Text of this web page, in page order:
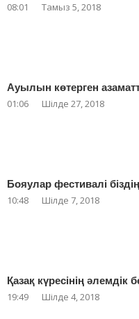
08:01 Тамыз 5, 2018
Ауылын көтерген
01:06 Шілде 27, 2018
Бояулар фестивалі
10:48 Шілде 7, 2018
Қазақ күресінің әлемдік
19:49 Шілде 4, 2018